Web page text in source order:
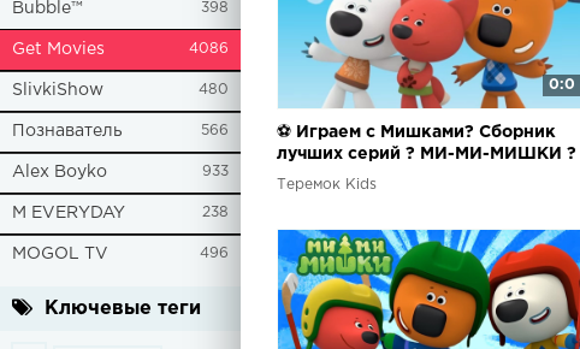
Bubble™ 398
Get Movies 4086
SlivkiShow 480
Познаватель 566
Alex Boyko 933
M EVERYDAY 238
MOGOL TV 496
Ключевые теги
0:0
⚽ Играем с Мишками? Сборник
лучших серий ? МИ-МИ-МИШКИ ?
Теремок Kids